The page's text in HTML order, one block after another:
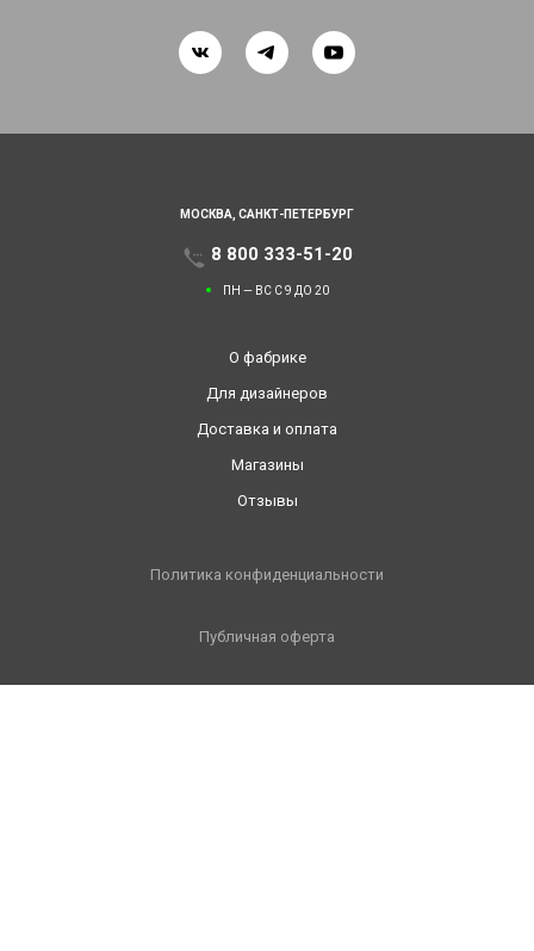
МОСКВА, САНКТ-ПЕТЕРБУРГ
8 800 333-51-20
ПН — ВС С 9 ДО 20
О фабрике
Для дизайнеров
Доставка и оплата
Магазины
Отзывы
Политика конфиденциальности
Публичная оферта